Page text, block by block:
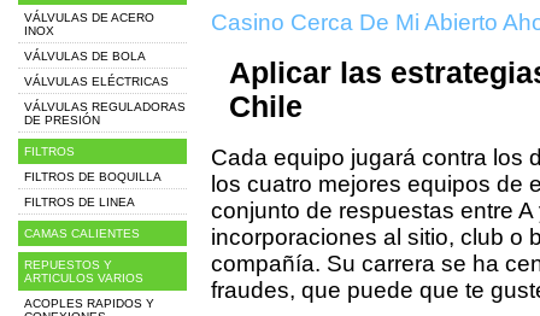
Casino Cerca De Mi Abierto
Aplicar las
Chile
Cada equipo jugará contra los
los cuatro mejores equipos de
conjunto de respuestas entre
incorporaciones al sitio, club o
compañía. Su carrera se ha
fraudes, que puede que te
VÁLVULAS DE ACERO
INOX
VÁLVULAS DE BOLA
VÁLVULAS ELÉCTRICAS
VÁLVULAS REGULADORAS
DE PRESIÓN
FILTROS
FILTROS DE BOQUILLA
FILTROS DE LINEA
CAMAS CALIENTES
REPUESTOS Y
ARTICULOS VARIOS
ACOPLES RAPIDOS Y